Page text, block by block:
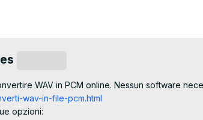
WAV in PCM online. Nessun software
wav-in-file-pcm.html
opzioni: